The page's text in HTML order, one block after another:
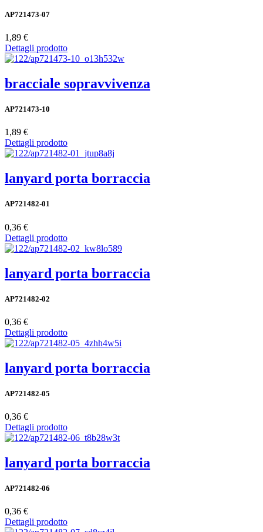
AP721473-07
1,89 €
Dettagli prodotto
bracciale sopravvivenza
AP721473-10
1,89 €
Dettagli prodotto
lanyard porta borraccia
AP721482-01
0,36 €
Dettagli prodotto
lanyard porta borraccia
AP721482-02
0,36 €
Dettagli prodotto
lanyard porta borraccia
AP721482-05
0,36 €
Dettagli prodotto
lanyard porta borraccia
AP721482-06
0,36 €
Dettagli prodotto